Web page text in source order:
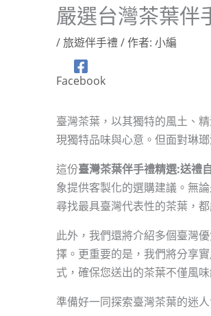
嚴選台灣茶葉伴
/旅遊伴手禮/ 作者: 小編
Facebook
臺灣茶葉，以其獨特的風土、
現獨特品味與心意。但面對琳
這份臺灣茶葉伴手禮精選:送禮
象提供客製化的選購建議。無
尋找最具臺灣代表性的茶葉，
此外，我們還將介紹多個臺灣
擇。更重要的是，我們將分享
式，確保您送出的茶葉不僅風
準備好一同探索臺灣茶葉的迷